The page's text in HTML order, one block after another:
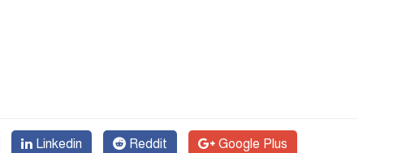
Linkedin Reddit Google Plus